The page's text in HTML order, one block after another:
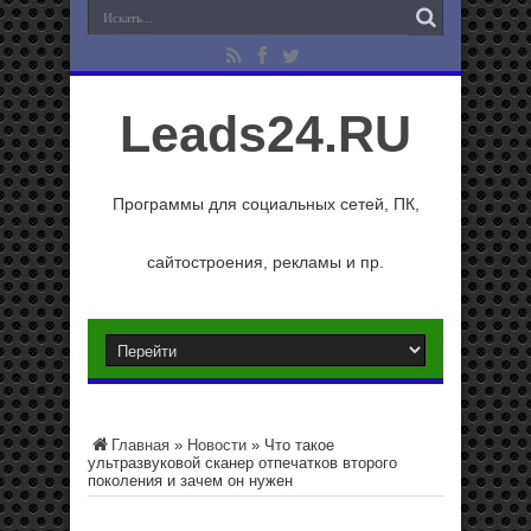
Leads24.RU
Программы для социальных сетей, ПК,
сайтостроения, рекламы и пр.
Главная » Новости » Что такое
ультразвуковой сканер отпечатков второго
поколения и зачем он нужен